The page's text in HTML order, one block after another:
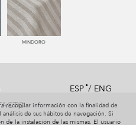
998 AZABACHE
MINDORO
ESP/ ENG
recopilar información con la finalidad de
de sus hábitos de navegación. Si
de la instalación de las mismas. El usuario